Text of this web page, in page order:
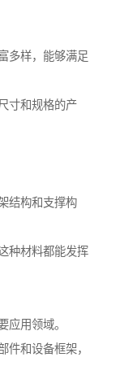
多样，能够满足
寸和规格的产
结构和支撑构
种材料都能发挥
应用领域。
件和设备框架，